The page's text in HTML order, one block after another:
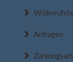
Anfragen